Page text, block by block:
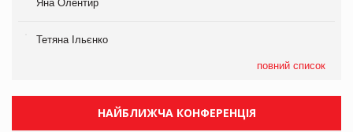
Яна Олентир
Тетяна Ільєнко
повний список
НАЙБЛИЖЧА КОНФЕРЕНЦІЯ